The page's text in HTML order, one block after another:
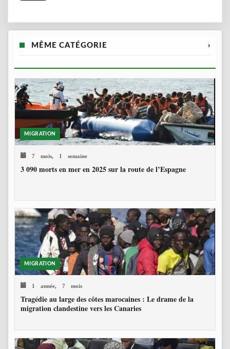
MÊME CATÉGORIE ›
MIGRATION
7 mois, 1 semaine
3 090 morts en mer en 2025 sur la route de l’Espagne
MIGRATION
1 année, 7 mois
Tragédie au large des côtes marocaines : Le drame de la
migration clandestine vers les Canaries